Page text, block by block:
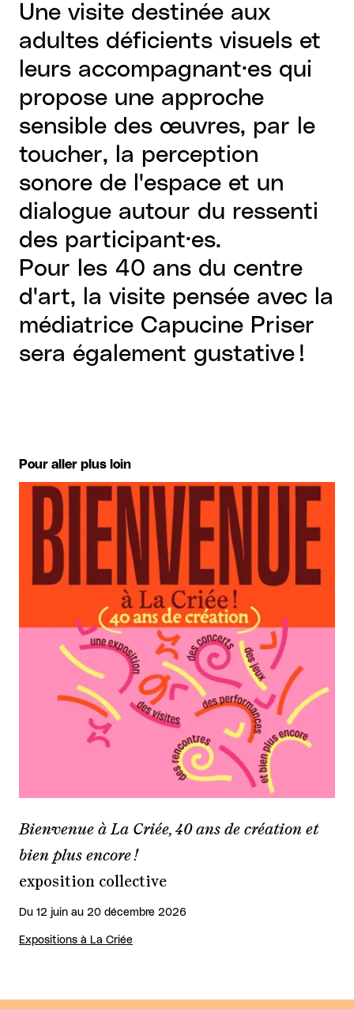
Une visite destinée aux
adultes déficients visuels et
leurs accompagnant·es qui
propose une approche
sensible des œuvres, par le
toucher, la perception
sonore de l'espace et un
dialogue autour du ressenti
des participant·es.
Pour les 40 ans du centre
d'art, la visite pensée avec la
médiatrice Capucine Priser
sera également gustative !
Pour aller plus loin
Bienvenue à La Criée, 40 ans de création et
bien plus encore !
exposition collective
Du 12 juin au 20 décembre 2026
Expositions à La Criée